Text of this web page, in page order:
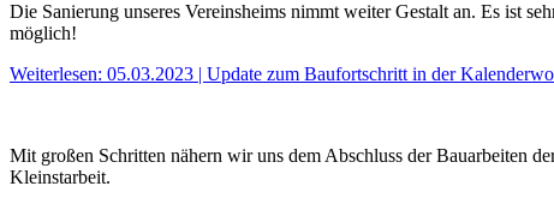
Die Sanierung unseres Vereinsheims nimmt weiter Gestalt an. Es ist
möglich!
Weiterlesen: 05.03.2023 | Update zum Baufortschritt in der
Mit großen Schritten nähern wir uns dem Abschluss der Bauarbeiten
Kleinstarbeit.